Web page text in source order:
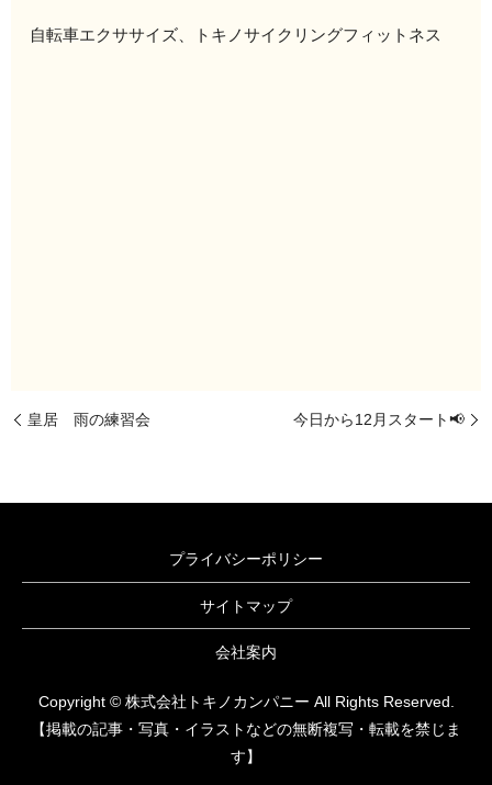
自転車エクササイズ、トキノサイクリングフィットネス
皇居 雨の練習会 今日から12月スタート📢
プライバシーポリシー
サイトマップ
会社案内
Copyright © 株式会社トキノカンパニー All Rights Reserved.
【掲載の記事・写真・イラストなどの無断複写・転載を禁じま
す】